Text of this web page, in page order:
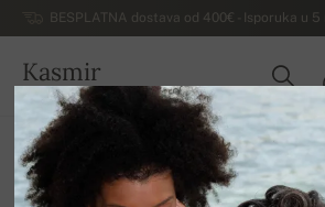
BESPLATNA dostava od 400€ - Isporuka u
Kasmir
HRVATSKA
Kuća